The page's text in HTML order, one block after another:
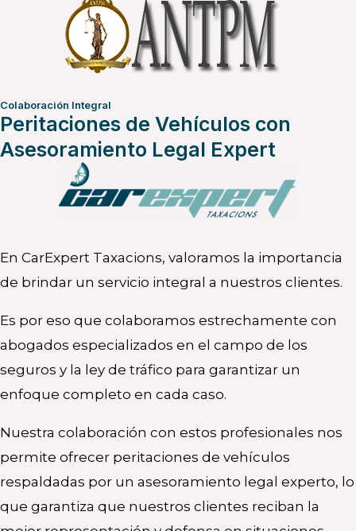
Colaboración Integral
Peritaciones de Vehículos con
Asesoramiento Legal Expert
En CarExpert Taxacions, valoramos la importancia
de brindar un servicio integral a nuestros clientes.
Es por eso que colaboramos estrechamente con
abogados especializados en el campo de los
seguros y la ley de tráfico para garantizar un
enfoque completo en cada caso.
Nuestra colaboración con estos profesionales nos
permite ofrecer peritaciones de vehículos
respaldadas por un asesoramiento legal experto, lo
que garantiza que nuestros clientes reciban la